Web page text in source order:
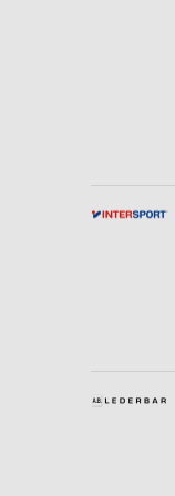
Verwendung
Performance